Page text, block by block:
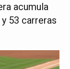
acumula
53 carreras